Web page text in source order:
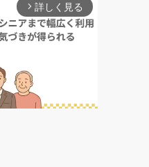
arrow_forward_ios 詳しく見る